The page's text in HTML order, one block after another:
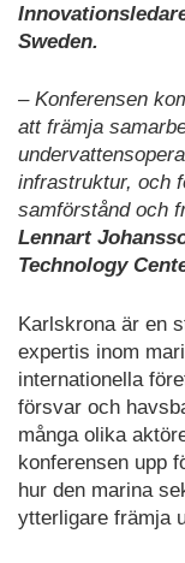
Sweden.
– Konferensen
att främja
infrastruktur, och
samförstånd och
Lennart
Technology
Karlskrona är en
expertis inom
internationella
försvar och
många olika
konferensen upp
hur den marina
ytterligare främja